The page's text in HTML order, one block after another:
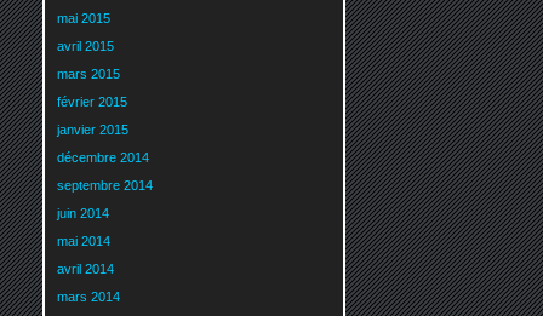
mai 2015
avril 2015
mars 2015
février 2015
janvier 2015
décembre 2014
septembre 2014
juin 2014
mai 2014
avril 2014
mars 2014